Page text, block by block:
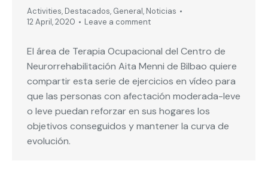
Activities, Destacados, General, Noticias
12 April, 2020
Leave a comment
El área de Terapia Ocupacional del Centro de
Neurorrehabilitación Aita Menni de Bilbao quiere
compartir esta serie de ejercicios en vídeo para
que las personas con afectación moderada-leve
o leve puedan reforzar en sus hogares los
objetivos conseguidos y mantener la curva de
evolución.